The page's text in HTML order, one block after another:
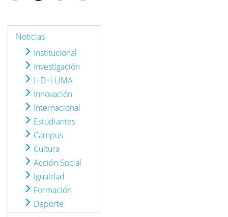
Noticias
Institucional
Investigación
I+D+i UMA
Innovación
Internacional
Estudiantes
Campus
Cultura
Acción Social
Igualdad
Formación
Deporte